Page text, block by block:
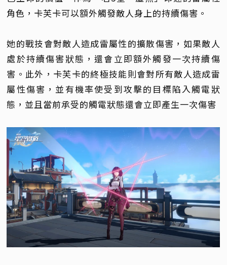
角色，卡芙卡可以額外觸發敵人身上的持續傷害。
她的戰技會對敵人造成雷屬性的擴散傷害，如果敵人
處於持續傷害狀態，還會立即額外觸發一次持續傷
害。此外，卡芙卡的終極技能則會對所有敵人造成雷
屬性傷害，並有機率使受到攻擊的目標陷入觸電狀
態，並且當前承受的觸電狀態還會立即產生一次傷害